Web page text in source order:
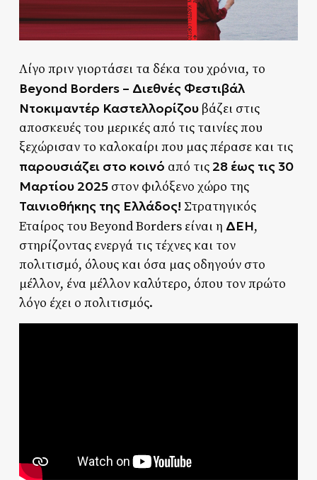
Λίγο πριν γιορτάσει τα δέκα του χρόνια, το
Beyond Borders – Διεθνές Φεστιβάλ
Ντοκιμαντέρ Καστελλορίζου βάζει στις
αποσκευές του μερικές από τις ταινίες που
ξεχώρισαν το καλοκαίρι που μας πέρασε και τις
παρουσιάζει στο κοινό από τις 28 έως τις 30
Μαρτίου 2025στον φιλόξενο χώρο της
Ταινιοθήκης της Ελλάδος! Στρατηγικός
Εταίρος του Beyond Borders είναι η ΔΕΗ,
στηρίζοντας ενεργά τις τέχνες και τον
πολιτισμό, όλους και όσα μας οδηγούν στο
μέλλον, ένα μέλλον καλύτερο, όπου τον πρώτο
λόγο έχει ο πολιτισμός.